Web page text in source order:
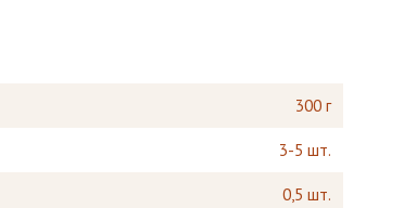
300 г
3-5 шт.
0,5 шт.